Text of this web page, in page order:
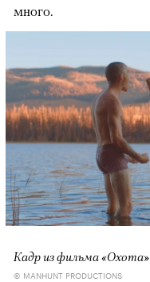
много.
Кадр из фильма «Охота»
© MANHUNT PRODUCTIONS